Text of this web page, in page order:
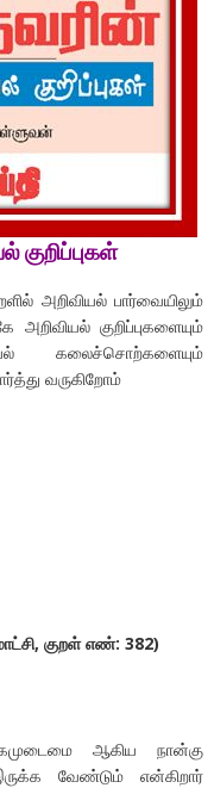
குறிப்புகள்
அறிவியல் பார்வையிலும்
குறிப்புகளையும்
கலைச்சொற்களையும்
வருகிறோம்
குறள் எண்: 382)
ஆகிய நான்கு
வேண்டும் என்கிறார்